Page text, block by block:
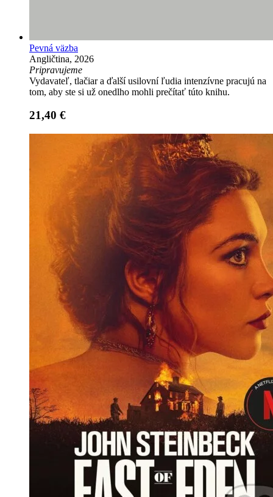
Pevná väzba
Angličtina, 2026
Pripravujeme
Vydavateľ, tlačiar a ďalší usilovní ľudia intenzívne pracujú na
tom, aby ste si už onedlho mohli prečítať túto knihu.
21,40 €